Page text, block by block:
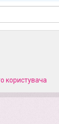
кориcтувача